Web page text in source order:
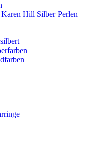
Hill Silber Perlen